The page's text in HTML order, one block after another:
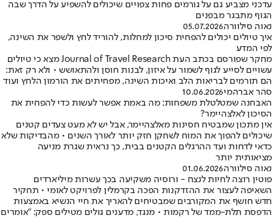
עדכני מצביע גם על גורמים פחות צפויים שיכולים להשפיע על הדרך שבה
הגוף מתבגר מבפנים
נאוה סילוורה05.07.2026
איך טיולים יכולים להפחית סיכון למחלות, להוריד לחץ ולשפר את השינה,
לפי המדע
מחקר שפורסם בכתב העת Journal of Travel Research מצא כי טיולים
עשויים לסייע לגוף לשמור על איזון, לבנות חוסן ולהתאושש • ולא רק זאת:
הם תורמים לבריאות הלב ואיכות השינה, מפחיתים את הורמון הלחץ ועוד
סהר אברהמי10.06.2026
האבחנה שמטלטלת משפחות: מה באמת אפשר לעשות כדי להפחית את
הסיכון לאלצהיימר?
אין מתכון שמבטיח חסינות מאלצהיימר, אבל יש לא מעט צעדים קטנים
שיכולים להפוך את המוח לשחקן חזק יותר לאורך השנים • מהבדיקות שלא
כדאי לדחות ועד ההרגלים הקטנים בבית, כך נראית שגרת מניעה
מציאותית יותר
נאוה סילוורה01.06.2026
פוטין רוצה לחיות לנצח - ורוסיה משקיעה בכך עשרות מיליארדים
השאיפה לעצור את ההזדקנות הפכה בקרמלין לפרויקט לאומי • תחקיר
חדש חושף את המקורבים שמבטיחים להאריך את חיי הנשיא באמצעות
הדפסת תלת-ממד של רקמות • מנגד, מדענים גולים מטילים ספק: "אומרים